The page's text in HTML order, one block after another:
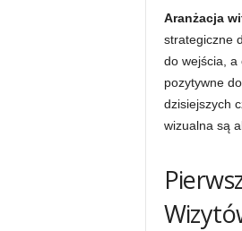
Aranżacja
strategiczne
do wejścia, a
pozytywne
dzisiejszych
wizualna są